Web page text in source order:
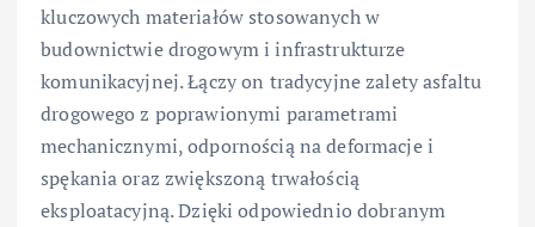
kluczowych materiałów stosowanych w
budownictwie drogowym i infrastrukturze
komunikacyjnej. Łączy on tradycyjne zalety asfaltu
drogowego z poprawionymi parametrami
mechanicznymi, odpornością na deformacje i
spękania oraz zwiększoną trwałością
eksploatacyjną. Dzięki odpowiednio dobranym